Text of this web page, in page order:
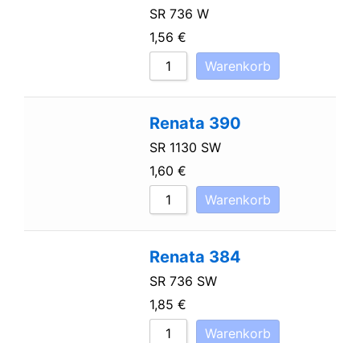
SR 736 W
1,56 €
Warenkorb
Renata 390
SR 1130 SW
1,60 €
Warenkorb
Renata 384
SR 736 SW
1,85 €
Warenkorb